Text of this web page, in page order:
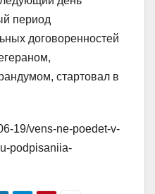
период
договоренностей
стартовал в
19/vens-ne-poedet-v-
podpisaniia-